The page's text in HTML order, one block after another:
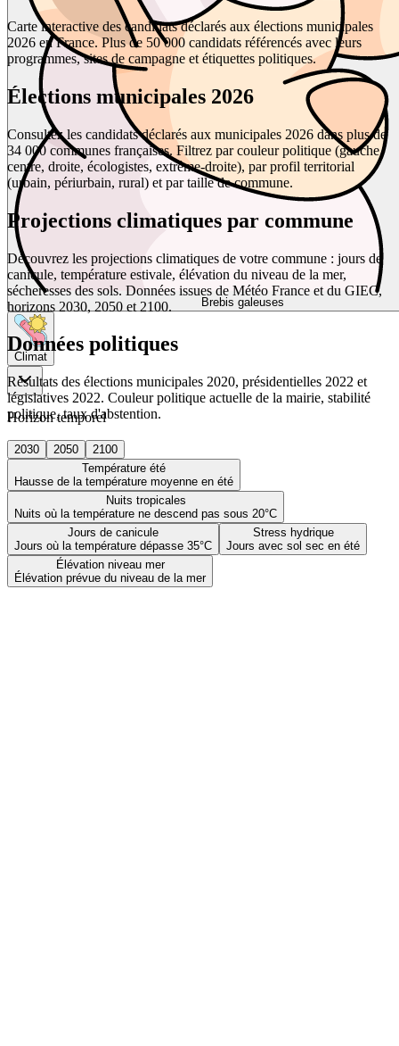
Brebis galeuses
Climat
Horizon temporel
2030 2050
2100
Température été
Hausse de la température moyenne en été
Nuits tropicales
Nuits où la température ne descend pas sous 20°C
Jours de canicule
Jours où la température dépasse 35°C
Stress hydrique
Jours avec sol sec en été
Élévation niveau mer
Élévation prévue du niveau de la mer
Carte interactive des candidats déclarés aux élections municipales
2026 en France. Plus de 50 000 candidats référencés avec leurs
programmes, sites de campagne et étiquettes politiques.
Élections municipales 2026
Consultez les candidats déclarés aux municipales 2026 dans plus de
34 000 communes françaises. Filtrez par couleur politique (gauche,
centre, droite, écologistes, extrême-droite), par profil territorial
(urbain, périurbain, rural) et par taille de commune.
Projections climatiques par commune
Découvrez les projections climatiques de votre commune : jours de
canicule, température estivale, élévation du niveau de la mer,
sécheresses des sols. Données issues de Météo France et du GIEC,
horizons 2030, 2050 et 2100.
Données politiques
Résultats des élections municipales 2020, présidentielles 2022 et
législatives 2022. Couleur politique actuelle de la mairie, stabilité
politique, taux d'abstention.